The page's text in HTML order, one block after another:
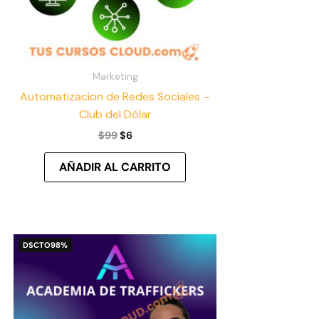
Marketing
Automatizacion de Redes Sociales –
Club del Dólar
$99$6
AÑADIR AL CARRITO
DSCTO98%
precio
original
era:
$497.$10.